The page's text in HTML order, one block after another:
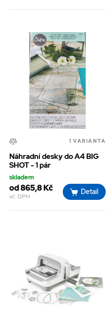
1 VARIANTA
Náhradní desky do A4 BIG
SHOT - 1 pár
skladem
od 865,8 Kč
vč. DPH
Detail